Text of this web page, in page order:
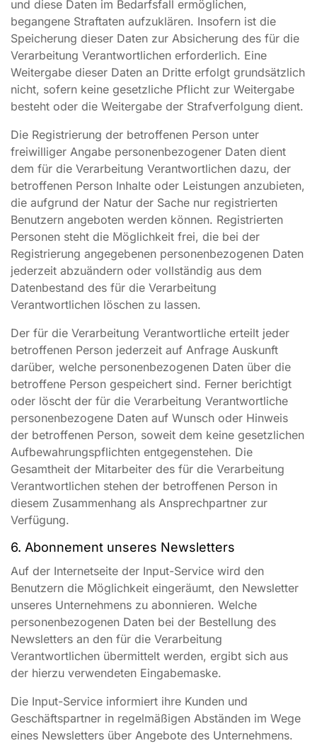
und diese Daten im Bedarfsfall ermöglichen,
begangene Straftaten aufzuklären. Insofern ist die
Speicherung dieser Daten zur Absicherung des für die
Verarbeitung Verantwortlichen erforderlich. Eine
Weitergabe dieser Daten an Dritte erfolgt grundsätzlich
nicht, sofern keine gesetzliche Pflicht zur Weitergabe
besteht oder die Weitergabe der Strafverfolgung dient.
Die Registrierung der betroffenen Person unter
freiwilliger Angabe personenbezogener Daten dient
dem für die Verarbeitung Verantwortlichen dazu, der
betroffenen Person Inhalte oder Leistungen anzubieten,
die aufgrund der Natur der Sache nur registrierten
Benutzern angeboten werden können. Registrierten
Personen steht die Möglichkeit frei, die bei der
Registrierung angegebenen personenbezogenen Daten
jederzeit abzuändern oder vollständig aus dem
Datenbestand des für die Verarbeitung
Verantwortlichen löschen zu lassen.
Der für die Verarbeitung Verantwortliche erteilt jeder
betroffenen Person jederzeit auf Anfrage Auskunft
darüber, welche personenbezogenen Daten über die
betroffene Person gespeichert sind. Ferner berichtigt
oder löscht der für die Verarbeitung Verantwortliche
personenbezogene Daten auf Wunsch oder Hinweis
der betroffenen Person, soweit dem keine gesetzlichen
Aufbewahrungspflichten entgegenstehen. Die
Gesamtheit der Mitarbeiter des für die Verarbeitung
Verantwortlichen stehen der betroffenen Person in
diesem Zusammenhang als Ansprechpartner zur
Verfügung.
6. Abonnement unseres Newsletters
Auf der Internetseite der Input-Service wird den
Benutzern die Möglichkeit eingeräumt, den Newsletter
unseres Unternehmens zu abonnieren. Welche
personenbezogenen Daten bei der Bestellung des
Newsletters an den für die Verarbeitung
Verantwortlichen übermittelt werden, ergibt sich aus
der hierzu verwendeten Eingabemaske.
Die Input-Service informiert ihre Kunden und
Geschäftspartner in regelmäßigen Abständen im Wege
eines Newsletters über Angebote des Unternehmens.